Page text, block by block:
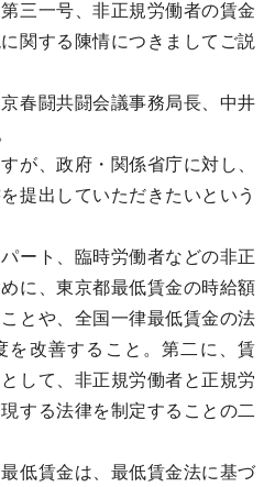
三一号、非正規労働者の賃金
関する陳情につきましてご説
春闘共闘会議事務局長、中井
が、政府・関係省庁に対し、
提出していただきたいという
ート、臨時労働者などの非正
に、東京都最低賃金の時給額
とや、全国一律最低賃金の法
を改善すること。第二に、賃
して、非正規労働者と正規労
する法律を制定することの二
低賃金は、最低賃金法に基づ